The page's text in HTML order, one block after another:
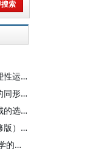
童之伟：循发展史看中国法理学的理性运用方略
童之伟：一个关乎中国法学之根本的同形异义名词——面对汉语权利、和化“权利”的抉择
童之伟：中国法理学在理性运用领域的选择[1]
童之伟：追忆先师何华辉先生（增修版）[[1]]
郭延军 童之伟：民族的现代的法理学的夺人先声——上海交大法学先贤杨廷栋学术思想考论